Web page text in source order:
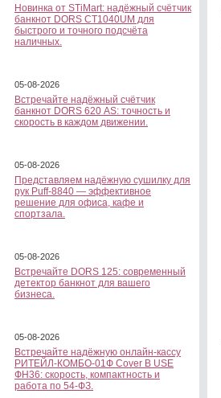
Новинка от STiMart: надёжный счётчик
банкнот DORS CT1040UM для
быстрого и точного подсчёта
наличных.
05-08-2026
Встречайте надёжный счётчик
банкнот DORS 620 АS: точность и
скорость в каждом движении.
05-08-2026
Представляем надёжную сушилку для
рук Puff-8840 — эффективное
решение для офиса, кафе и
спортзала.
05-08-2026
Встречайте DORS 125: современный
детектор банкнот для вашего
бизнеса.
05-08-2026
Встречайте надёжную онлайн-кассу
РИТЕЙЛ-КОМБО-01Ф Cover B USE
ФН36: скорость, компактность и
работа по 54-ФЗ.